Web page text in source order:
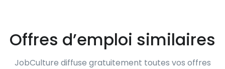
Offres d’emploi similaires
JobCulture diffuse gratuitement toutes vos offres